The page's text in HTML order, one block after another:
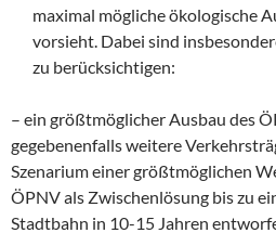
maximal mögliche ökologische
vorsieht. Dabei sind
zu berücksichtigen:
– ein größtmöglicher Ausbau des
gegebenenfalls weitere
Szenarium einer größtmöglichen
ÖPNV als Zwischenlösung bis zu
Stadtbahn in 10-15 Jahren